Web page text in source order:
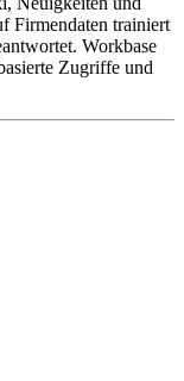
Firmendaten trainiert
Workbase
Zugriffe und